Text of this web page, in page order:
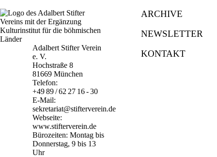
Adalbert Stifter Verein
e. V.
Hochstraße 8
81669 München
Telefon:
+49 89 / 62 27 16 - 30
E-Mail:
sekretariat@stifterverein.de
Webseite:
www.stifterverein.de
Bürozeiten: Montag bis
Donnerstag, 9 bis 13
Uhr
ARCHIVE
NEWSLETTER
KONTAKT